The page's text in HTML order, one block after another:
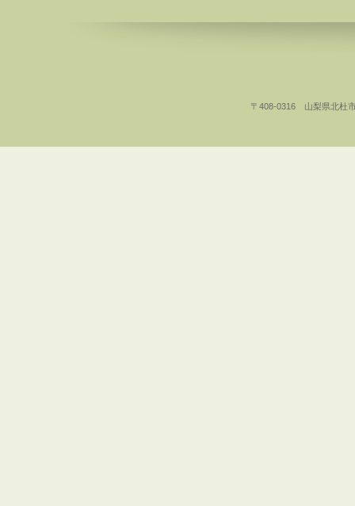
〒408-0316 山梨県北杜